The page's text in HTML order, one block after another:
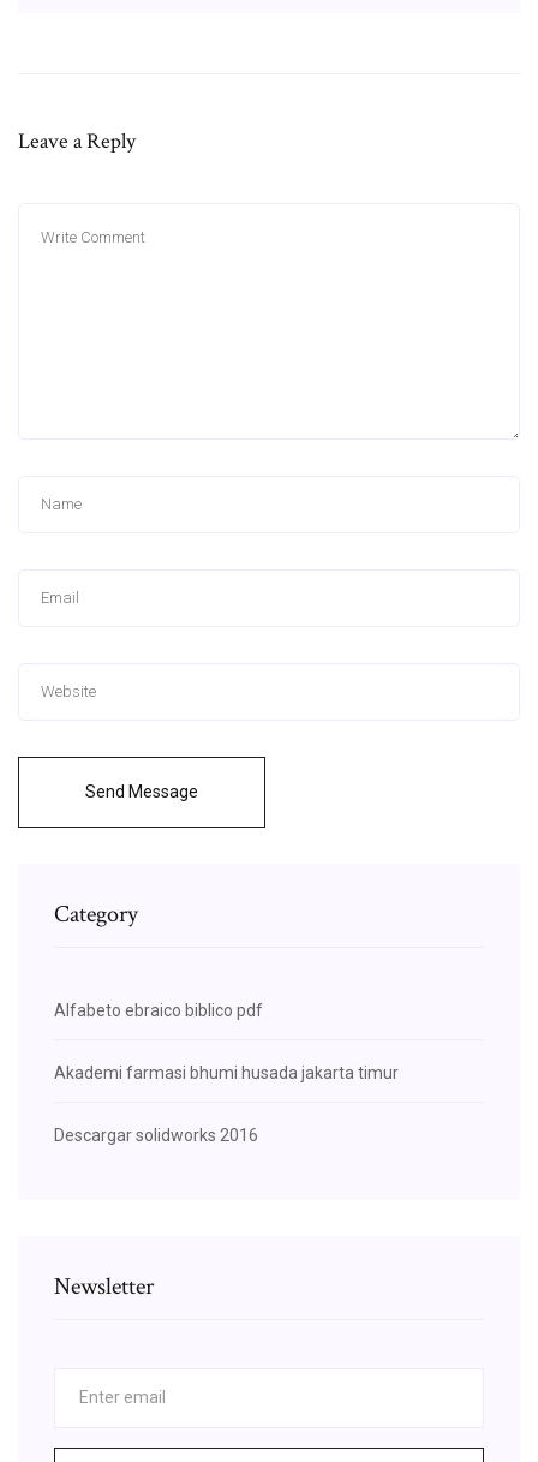
Leave a Reply
Send Message
Category
Alfabeto ebraico biblico pdf
Akademi farmasi bhumi husada jakarta timur
Descargar solidworks 2016
Newsletter